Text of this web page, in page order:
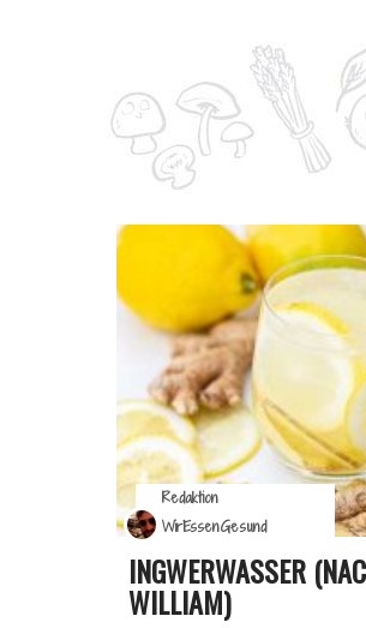
INGWERWASSER
WILLIAM)
Redaktion
WirEssenGesund